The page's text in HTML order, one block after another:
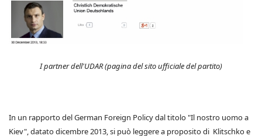
I partner dell'UDAR (pagina del sito ufficiale del partito)
In un rapporto del German Foreign Policy dal titolo "Il nostro uomo a
Kiev", datato dicembre 2013, si può leggere a proposito di Klitschko e